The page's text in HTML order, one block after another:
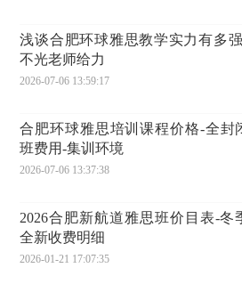
浅谈合肥环球雅思教学实力有多
不光老师给力
2026-07-06 13:59:17
合肥环球雅思培训课程价格-全封
班费用-集训环境
2026-07-06 13:37:38
2026合肥新航道雅思班价目表-冬
全新收费明细
2026-01-21 17:07:35